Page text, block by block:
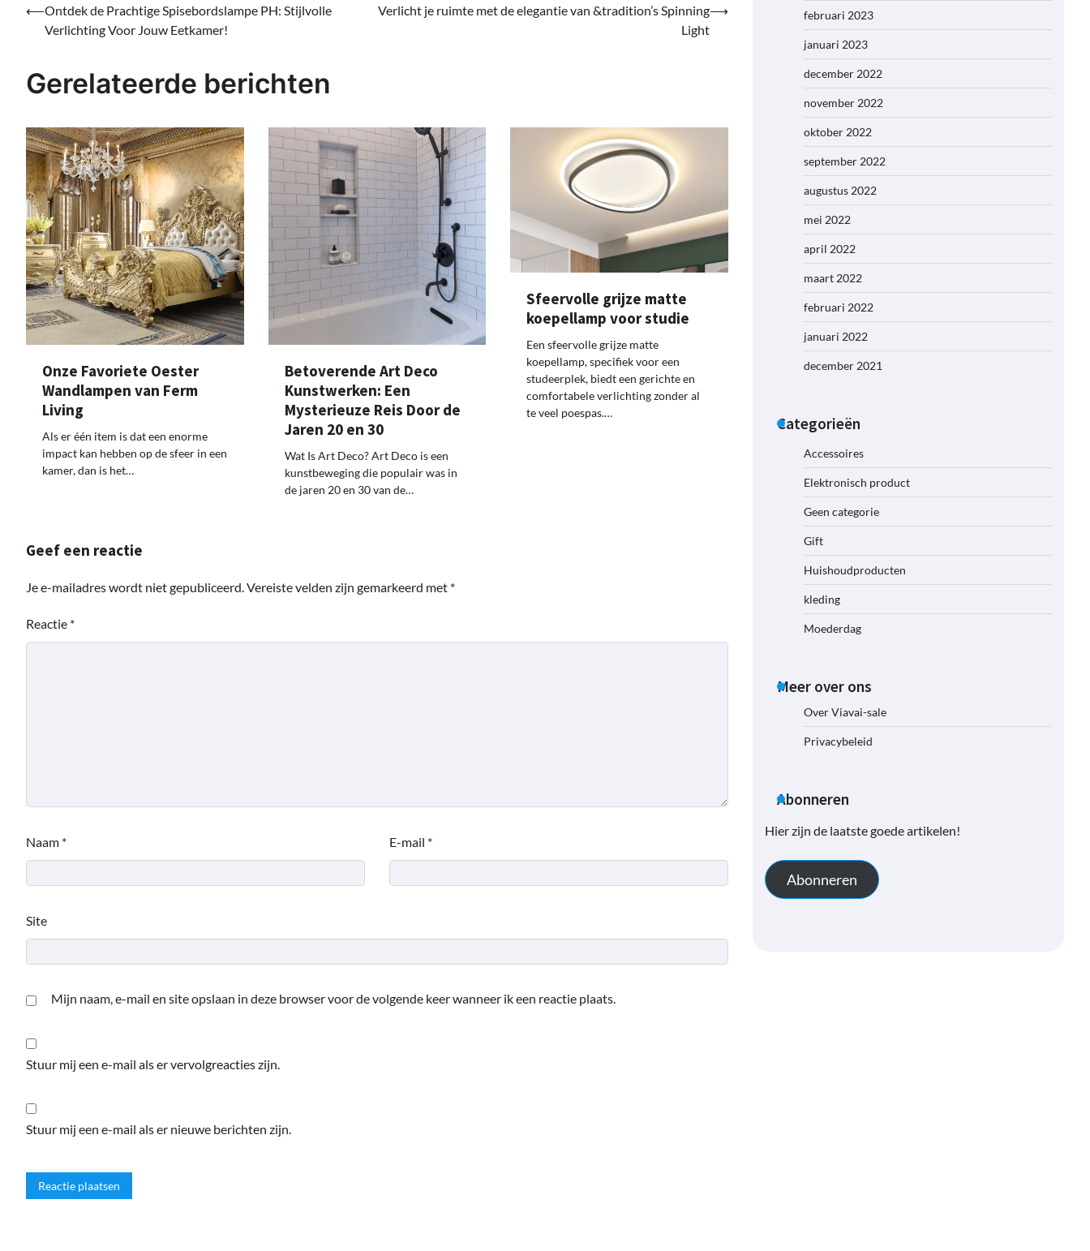
Bericht
navigatie
⟵Ontdek de Prachtige Spisebordslampe PH: Stijlvolle
Verlichting Voor Jouw Eetkamer!
Verlicht je ruimte met de elegantie van &tradition’s Spinning
Light
⟶
Gerelateerde berichten
Onze Favoriete Oester
Wandlampen van Ferm
Living
Als er één item is dat een enorme
impact kan hebben op de sfeer in een
kamer, dan is het…
Betoverende Art Deco
Kunstwerken: Een
Mysterieuze Reis Door de
Jaren 20 en 30
Wat Is Art Deco? Art Deco is een
kunstbeweging die populair was in
de jaren 20 en 30 van de…
Sfeervolle grijze matte
koepellamp voor studie
Een sfeervolle grijze matte
koepellamp, specifiek voor een
studeerplek, biedt een gerichte en
comfortabele verlichting zonder al
te veel poespas.…
Geef een reactie
Je e-mailadres wordt niet gepubliceerd.Vereiste velden zijn gemarkeerd met *
Reactie *
Naam * E-mail *
Site
Mijn naam, e-mail en site opslaan in deze browser voor de volgende keer wanneer ik een reactie plaats.
Stuur mij een e-mail als er vervolgreacties zijn.
Stuur mij een e-mail als er nieuwe berichten zijn.
februari 2023
januari 2023
december 2022
november 2022
oktober 2022
september 2022
augustus 2022
mei 2022
april 2022
maart 2022
februari 2022
januari 2022
december 2021
Categorieën
Accessoires
Elektronisch product
Geen categorie
Gift
Huishoudproducten
kleding
Moederdag
Meer over ons
Over Viavai-sale
Privacybeleid
Abonneren
Hier zijn de laatste goede artikelen!
Abonneren